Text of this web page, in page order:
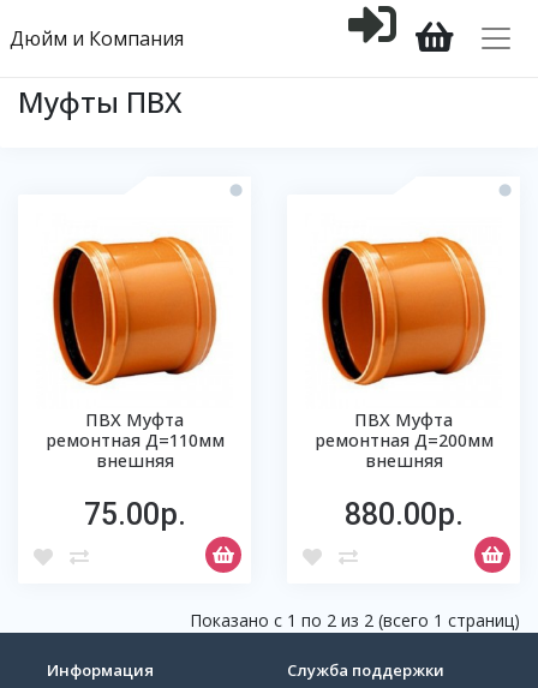
Дюйм и Компания
Муфты ПВХ
ПВХ Муфта
ремонтная Д=110мм
внешняя
75.00р.
ПВХ Муфта
ремонтная Д=200мм
внешняя
880.00р.
Показано с 1 по 2 из 2 (всего 1 страниц)
Информация Служба поддержки